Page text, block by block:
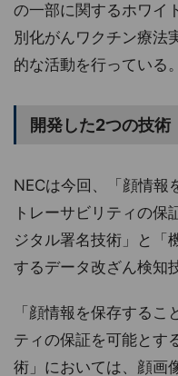
の一部に関するホワイ
別化がんワクチン療法
的な活動を行っている。
開発した2つの技術
NECは今回、「顔情報
トレーサビリティの保
ジタル署名技術」と「
するデータ改ざん検知
「顔情報を保存する
ティの保証を可能とす
術」においては、顔画